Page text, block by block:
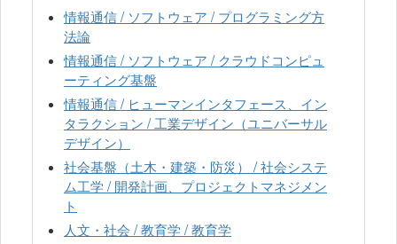
情報通信 / ソフトウェア / プログラミング方
法論
情報通信 / ソフトウェア / クラウドコンピュ
ーティング基盤
情報通信 / ヒューマンインタフェース、イン
タラクション / 工業デザイン（ユニバーサル
デザイン）
社会基盤（土木・建築・防災） / 社会システ
ム工学 / 開発計画、プロジェクトマネジメン
ト
人文・社会 / 教育学 / 教育学